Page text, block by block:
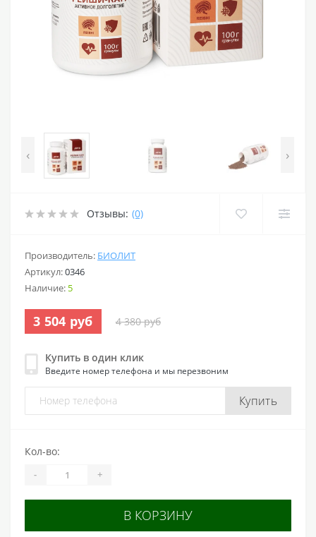
‹ ›
Отзывы: (0)
Производитель: БИОЛИТ
Артикул:0346
Наличие: 5
3 504 руб 4 380 руб
Купить в один клик
Введите номер телефона и мы перезвоним
Купить
Кол-во:
- +
В КОРЗИНУ